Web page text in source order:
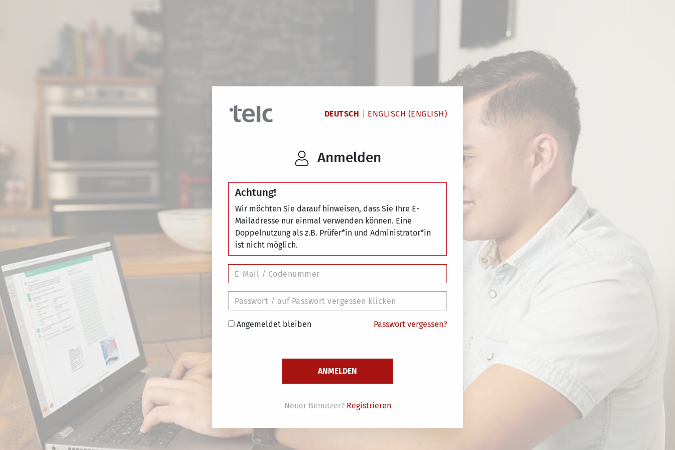
DEUTSCH ENGLISCH (ENGLISH)
Anmelden
Achtung!
Wir möchten Sie darauf hinweisen, dass Sie Ihre E-
Mailadresse nur einmal verwenden können. Eine
Doppelnutzung als z.B. Prüfer*in und Administrator*in
ist nicht möglich.
Angemeldet bleiben Passwort vergessen?
Neuer Benutzer? Registrieren